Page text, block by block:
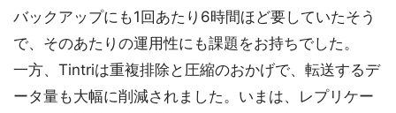
バックアップにも1回あたり6時間ほど要していたそう
で、そのあたりの運用性にも課題をお持ちでした。
一方、Tintriは重複排除と圧縮のおかげで、転送するデ
ータ量も大幅に削減されました。いまは、レプリケー